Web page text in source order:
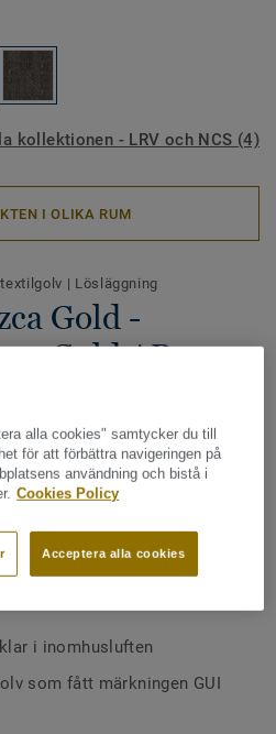
kollektionen - LRV och NCS (4)
I OLIKA RUM
| Lösläggning
Gold -
Gold AB47
ger intrycket av att vara vävd,
i inomhusluften
som fått märkningen GUI
alla cookies" samtycker du till
för att förbättra navigeringen på
användning och bistå i
Cookies Policy
Acceptera alla cookies